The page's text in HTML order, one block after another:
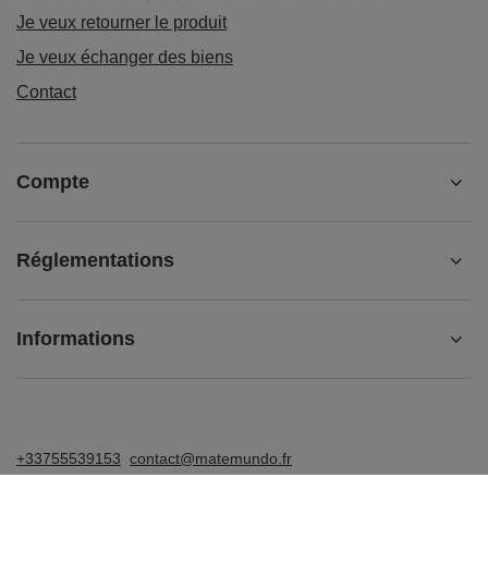
Je veux retourner le produit
Je veux échanger des biens
Contact
Compte
Réglementations
Informations
+33755539153 contact@matemundo.fr